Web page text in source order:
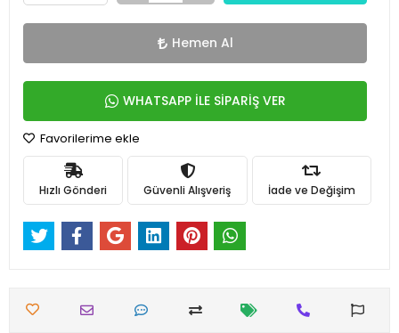
Hemen Al
WHATSAPP İLE SİPARİŞ VER
Favorilerime ekle
Hızlı Gönderi Güvenli Alışveriş İade ve Değişim